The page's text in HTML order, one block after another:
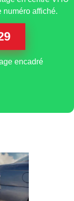
numéro affiché.
encadré